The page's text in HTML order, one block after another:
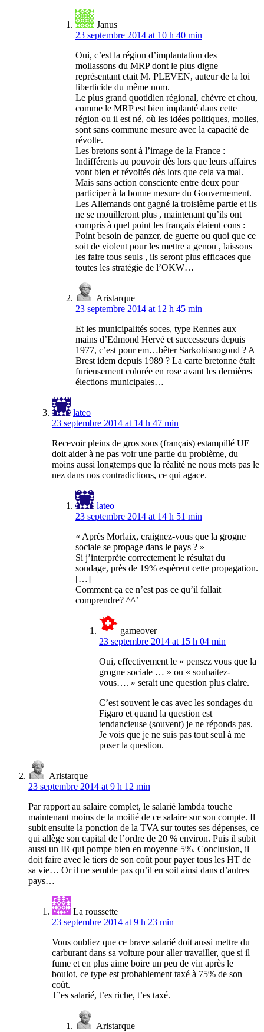
Janus
23 septembre 2014 at 10 h 40 min
Oui, c’est la région d’implantation des
mollassons du MRP dont le plus digne
représentant etait M. PLEVEN, auteur de la loi
liberticide du même nom.
Le plus grand quotidien régional, chèvre et chou,
comme le MRP est bien implanté dans cette
région ou il est né, où les idées politiques, molles,
sont sans commune mesure avec la capacité de
révolte.
Les bretons sont à l’image de la France :
Indifférents au pouvoir dès lors que leurs affaires
vont bien et révoltés dès lors que cela va mal.
Mais sans action consciente entre deux pour
participer à la bonne mesure du Gouvernement.
Les Allemands ont gagné la troisième partie et ils
ne se mouilleront plus , maintenant qu’ils ont
compris à quel point les français étaient cons :
Point besoin de panzer, de guerre ou quoi que ce
soit de violent pour les mettre a genou , laissons
les faire tous seuls , ils seront plus efficaces que
toutes les stratégie de l’OKW…
Aristarque
23 septembre 2014 at 12 h 45 min
Et les municipalités soces, type Rennes aux
mains d’Edmond Hervé et successeurs depuis
1977, c’est pour em…bêter Sarkohisnogoud ? A
Brest idem depuis 1989 ? La carte bretonne était
furieusement colorée en rose avant les dernières
élections municipales…
lateo
23 septembre 2014 at 14 h 47 min
Recevoir pleins de gros sous (français) estampillé UE
doit aider à ne pas voir une partie du problème, du
moins aussi longtemps que la réalité ne nous mets pas le
nez dans nos contradictions, ce qui agace.
lateo
23 septembre 2014 at 14 h 51 min
« Après Morlaix, craignez-vous que la grogne
sociale se propage dans le pays ? »
Si j’interprète correctement le résultat du
sondage, près de 19% espèrent cette propagation.
[…]
Comment ça ce n’est pas ce qu’il fallait
comprendre? ^^’
gameover
23 septembre 2014 at 15 h 04 min
Oui, effectivement le « pensez vous que la
grogne sociale … » ou « souhaitez-
vous…. » serait une question plus claire.
C’est souvent le cas avec les sondages du
Figaro et quand la question est
tendancieuse (souvent) je ne réponds pas.
Je vois que je ne suis pas tout seul à me
poser la question.
Aristarque
23 septembre 2014 at 9 h 12 min
Par rapport au salaire complet, le salarié lambda touche
maintenant moins de la moitié de ce salaire sur son compte. Il
subit ensuite la ponction de la TVA sur toutes ses dépenses, ce
qui allège son capital de l’ordre de 20 % environ. Puis il subit
aussi un IR qui pompe bien en moyenne 5%. Conclusion, il
doit faire avec le tiers de son coût pour payer tous les HT de
sa vie… Or il ne semble pas qu’il en soit ainsi dans d’autres
pays…
La roussette
23 septembre 2014 at 9 h 23 min
Vous oubliez que ce brave salarié doit aussi mettre du
carburant dans sa voiture pour aller travailler, que si il
fume et en plus aime boire un peu de vin après le
boulot, ce type est probablement taxé à 75% de son
coût.
T’es salarié, t’es riche, t’es taxé.
Aristarque